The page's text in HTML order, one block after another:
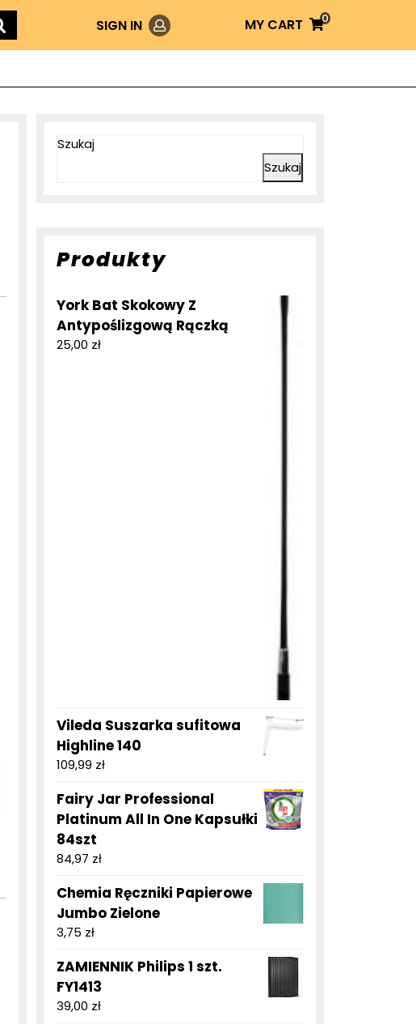
SIGN IN Login MY CART
MY
0
Szukaj
Szukaj
Produkty
York Bat Skokowy Z
Antypoślizgową Rączką
25,00 zł
Vileda Suszarka sufitowa
Highline 140
109,99 zł
Fairy Jar Professional
Platinum All In One Kapsułki
84szt
84,97 zł
Chemia Ręczniki Papierowe
Jumbo Zielone
3,75 zł
ZAMIENNIK Philips 1 szt.
FY1413
39,00 zł